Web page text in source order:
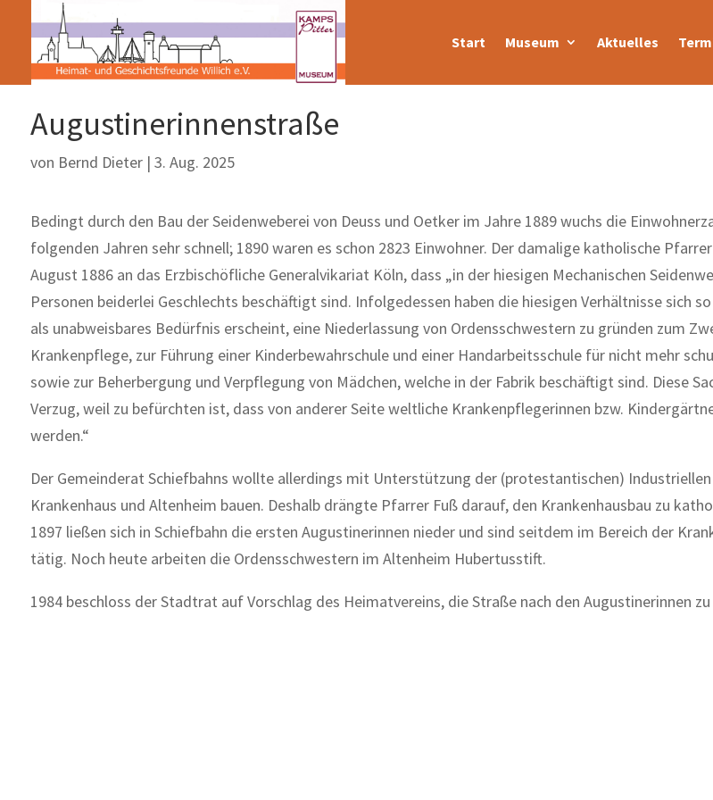
Start Museum Aktuelles
Augustinerinnenstraße
von Bernd Dieter| 3. Aug. 2025
Bedingt durch den Bau der Seidenweberei von Deuss und Oetker im Jahre 1889 wuchs die
folgenden Jahren sehr schnell; 1890 waren es schon 2823 Einwohner. Der damalige katholische
August 1886 an das Erzbischöfliche Generalvikariat Köln, dass „in der hiesigen Mechanischen
Personen beiderlei Geschlechts beschäftigt sind. Infolgedessen haben die hiesigen Verhältnisse sich
als unabweisbares Bedürfnis erscheint, eine Niederlassung von Ordensschwestern zu gründen zum
Krankenpflege, zur Führung einer Kinderbewahrschule und einer Handarbeitsschule für nicht mehr
sowie zur Beherbergung und Verpflegung von Mädchen, welche in der Fabrik beschäftigt sind. Diese
Verzug, weil zu befürchten ist, dass von anderer Seite weltliche Krankenpflegerinnen bzw.
werden.“
Der Gemeinderat Schiefbahns wollte allerdings mit Unterstützung der (protestantischen)
Krankenhaus und Altenheim bauen. Deshalb drängte Pfarrer Fuß darauf, den Krankenhausbau zu
1897 ließen sich in Schiefbahn die ersten Augustinerinnen nieder und sind seitdem im Bereich der
tätig. Noch heute arbeiten die Ordensschwestern im Altenheim Hubertusstift.
1984 beschloss der Stadtrat auf Vorschlag des Heimatvereins, die Straße nach den Augustinerinnen zu